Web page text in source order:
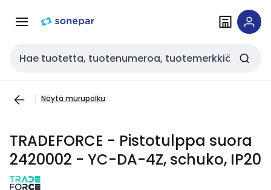
navigointiinsisältöön
Haku
Näytä murupolku
TRADEFORCE - Pistotulppa suora
2420002 - YC-DA-4Z, schuko, IP20